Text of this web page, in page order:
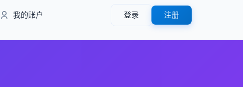
我的账户 登录 注册